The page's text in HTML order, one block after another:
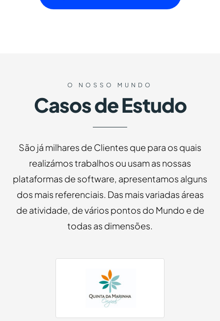
O NOSSO MUNDO
Casos de Estudo
São já milhares de Clientes que para os quais
realizámos trabalhos ou usam as nossas
plataformas de software, apresentamos alguns
dos mais referenciais. Das mais variadas áreas
de atividade, de vários pontos do Mundo e de
todas as dimensões.